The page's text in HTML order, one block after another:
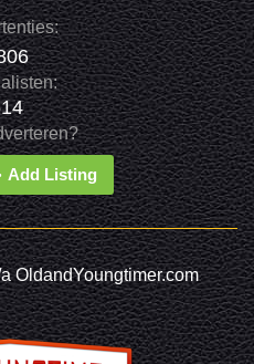
Add Listing
OldandYoungtimer.com